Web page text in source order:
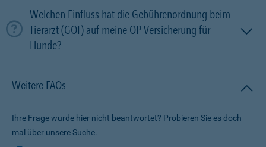
Welchen Einfluss hat die Gebührenordnung beim
Tierarzt (GOT) auf meine OP Versicherung für
Hunde?
Weitere FAQs
Ihre Frage wurde hier nicht beantwortet? Probieren Sie es doch
mal über unsere Suche.